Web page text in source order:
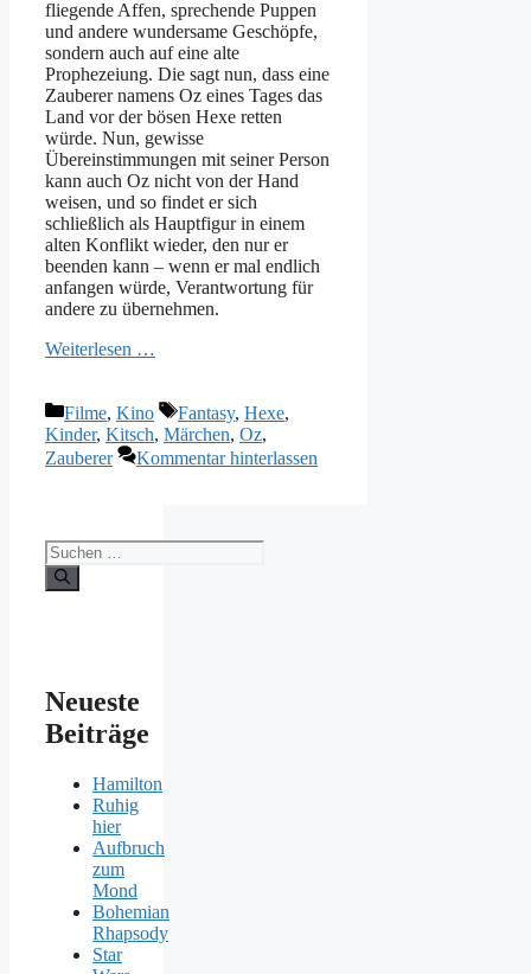
fliegende Affen, sprechende Puppen
und andere wundersame Geschöpfe,
sondern auch auf eine alte
Prophezeiung. Die sagt nun, dass eine
Zauberer namens Oz eines Tages das
Land vor der bösen Hexe retten
würde. Nun, gewisse
Übereinstimmungen mit seiner Person
kann auch Oz nicht von der Hand
weisen, und so findet er sich
schließlich als Hauptfigur in einem
alten Konflikt wieder, den nur er
beenden kann – wenn er mal endlich
anfangen würde, Verantwortung für
andere zu übernehmen.
Weiterlesen …
Kategorien
Filme, Kino Schlagwörter
Fantasy, Hexe,
Kinder, Kitsch, Märchen, Oz,
Zauberer
Kommentar hinterlassen
Suchen
nach:
Neueste
Beiträge
Hamilton
Ruhig
hier
Aufbruch
zum
Mond
Bohemian
Rhapsody
Star